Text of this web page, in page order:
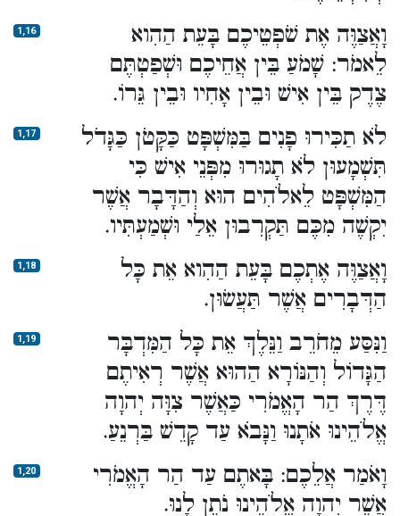
1,16
וָאֲצַוֶּה אֶת שֹׁפְטֵיכֶם בָּעֵת הַהִוא
לֵאמֹר: שָׁמֹעַ בֵּין אֲחֵיכֶם וּשְׁפַטְתֶּם
צֶדֶק בֵּין אִישׁ וּבֵין אָחִיו וּבֵין גֵּרוֹ.
1,17
לֹא תַכִּירוּ פָנִים בַּמִּשְׁפָּט כַּקָּטֹן כַּגָּדֹל
תִּשְׁמָעוּן לֹא תָגוּרוּ מִפְּנֵי אִישׁ כִּי
הַמִּשְׁפָּט לֵאלֹהִים הוּא וְהַדָּבָר אֲשֶׁר
יִקְשֶׁה מִכֶּם תַּקְרִבוּן אֵלַי וּשְׁמַעְתִּיו.
1,18
וָאֲצַוֶּה אֶתְכֶם בָּעֵת הַהִוא אֵת כָּל
הַדְּבָרִים אֲשֶׁר תַּעֲשׂוּן.
1,19
וַנִּסַּע מֵחֹרֵב וַנֵּלֶךְ אֵת כָּל הַמִּדְבָּר
הַגָּדוֹל וְהַנּוֹרָא הַהוּא אֲשֶׁר רְאִיתֶם
דֶּרֶךְ הַר הָאֱמֹרִי כַּאֲשֶׁר צִוָּה יְהוָה
אֱלֹהֵינוּ אֹתָנוּ וַנָּבֹא עַד קָדֵשׁ בַּרְנֵעַ.
1,20
וָאֹמַר אֲלֵכֶם: בָּאתֶם עַד הַר הָאֱמֹרִי
אֲשֶׁר יְהוָה אֱלֹהֵינוּ נֹתֵן לָנוּ.